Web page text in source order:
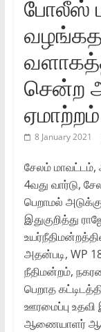
போலீஸ்
சென்ற
8 January 2021
சேலம் மாவட்டம்,
4வது வார்டு,
பெறாமல்
இதுகுறித்து
அதன்படி, WP
நீதிமன்றம்,
பெறாத
ஊரமைப்பு உதவி
ஆணையாளர்